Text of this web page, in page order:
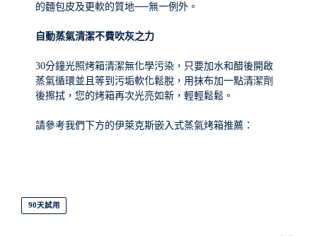
的麵包皮及更軟的質地──無一例外。
自動蒸氣清潔不費吹灰之力
30分鐘光照烤箱清潔無化學污染，只要加水和醋後開啟
蒸氣循環並且等到污垢軟化鬆脫，用抹布加一點清潔劑
後擦拭，您的烤箱再次光亮如新，輕輕鬆鬆。
請參考我們下方的伊萊克斯嵌入式蒸氣烤箱推薦：
90天試用